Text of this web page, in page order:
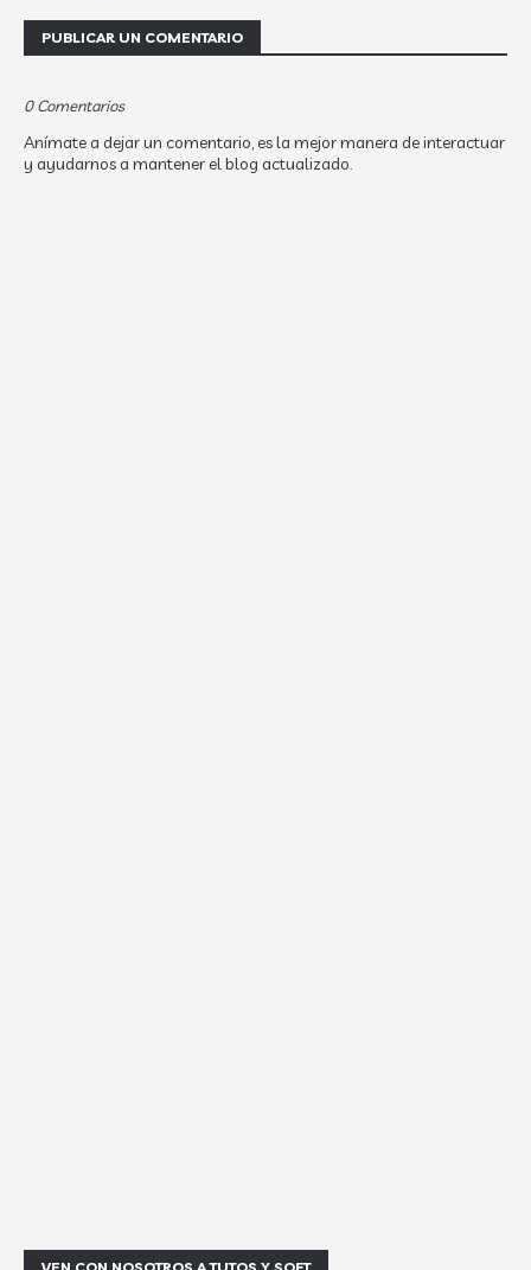
PUBLICAR UN COMENTARIO
0 Comentarios
Anímate a dejar un comentario, es la mejor manera de interactuar
y ayudarnos a mantener el blog actualizado.